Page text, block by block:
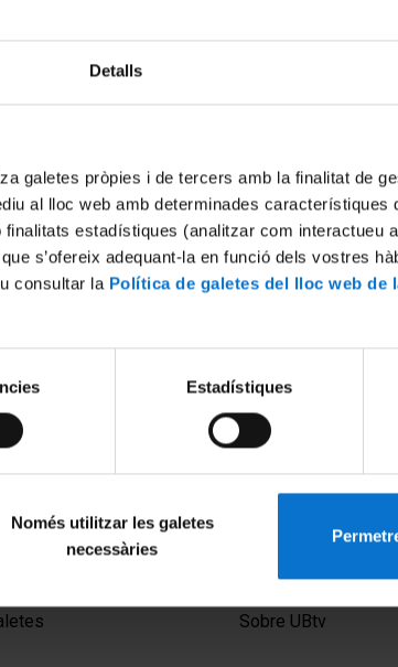
Detalls
galetes pròpies i de tercers amb la finalitat de
al lloc web amb determinades característiques
estadístiques (analitzar com interactueu
s’ofereix adequant-la en funció dels vostres
consultar la Política de galetes del lloc web de
Estadístiques
Només utilitzar les galetes
necessàries
a la
al
PEU 2
Sobre UBtv